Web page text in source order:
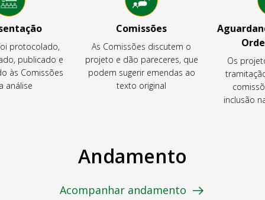
protocolado,
publicado e
às Comissões
análise
Comissões
As Comissões discutem o
projeto e dão pareceres, que
podem sugerir emendas ao
texto original
Os
inclusão
Andamento
Acompanhar andamento